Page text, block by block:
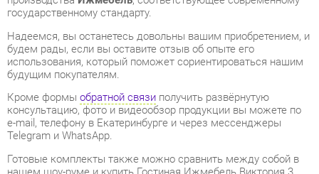
будущим покупателям.
Кроме формы обратной связиполучить развёрнутую
консультацию, фото и видеообзор продукции вы можете по
e-mail, телефону в Екатеринбурге и через мессенджеры
Telegram и WhatsApp.
Готовые комплекты также можно сравнить между собой в
нашем шоу-руме и купить Гостиная Ижмебель Виктория 3,
самостоятельно забрав его с нашего центрального склада в
г. Екатеринбург. Полный список адресов и магазинов
смотрите на странице